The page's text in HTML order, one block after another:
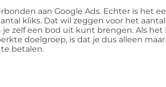
aan Google Ads. Echter is het
kliks. Dat wil zeggen voor het
je zelf een bod uit kunt brengen. Als
doelgroep, is dat je dus alleen
betalen.